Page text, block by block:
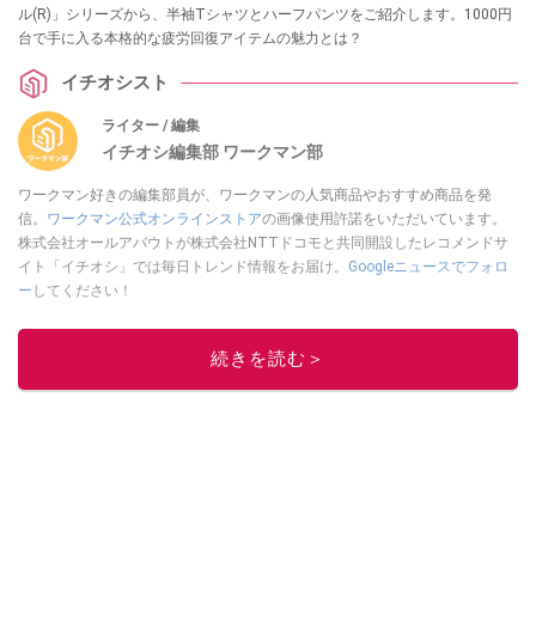
ル(R)」シリーズから、半袖Tシャツとハーフパンツをご紹介します。1000円
台で手に入る本格的な疲労回復アイテムの魅力とは？
イチオシスト
ライター / 編集
イチオシ編集部 ワークマン部
ワークマン好きの編集部員が、ワークマンの人気商品やおすすめ商品を発
信。 ワークマン公式オンラインストアの画像使用許諾をいただいています。
株式会社オールアバウトが株式会社NTTドコモと共同開設したレコメンドサ
イト「イチオシ」では毎日トレンド情報をお届け。 Googleニュースでフォロ
ー してください！
このイチオシストの他の記事を読む
続きを読む＞